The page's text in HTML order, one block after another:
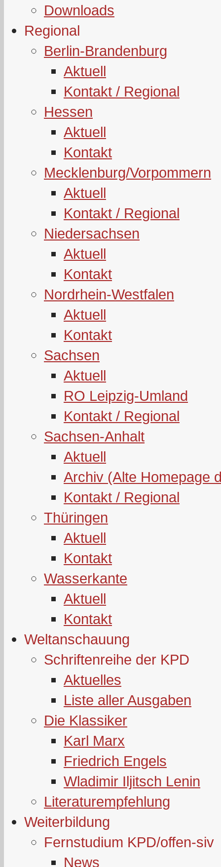
Downloads
Regional
Berlin-Brandenburg
Aktuell
Kontakt / Regional
Hessen
Aktuell
Kontakt
Mecklenburg/Vorpommern
Aktuell
Kontakt / Regional
Niedersachsen
Aktuell
Kontakt
Nordrhein-Westfalen
Aktuell
Kontakt
Sachsen
Aktuell
RO Leipzig-Umland
Kontakt / Regional
Sachsen-Anhalt
Aktuell
Archiv (Alte Homepage
Kontakt / Regional
Thüringen
Aktuell
Kontakt
Wasserkante
Aktuell
Kontakt
Weltanschauung
Schriftenreihe der KPD
Aktuelles
Liste aller Ausgaben
Die Klassiker
Karl Marx
Friedrich Engels
Wladimir Iljitsch Lenin
Literaturempfehlung
Weiterbildung
Fernstudium KPD/offen-siv
News